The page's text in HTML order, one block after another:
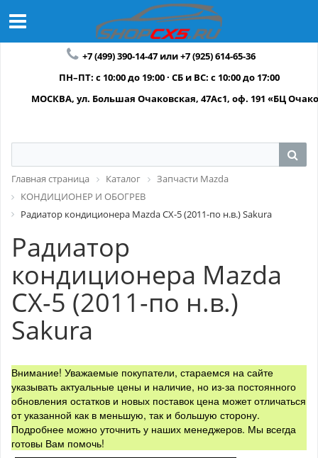
+7 (499) 390-14-47 или +7 (925) 614-65-36
ПН–ПТ: с 10:00 до 19:00 · СБ и ВС: с 10:00 до 17:00
МОСКВА, ул. Большая Очаковская, 47Ас1, оф. 191 «БЦ
Главная страница Каталог
Запчасти Mazda
КОНДИЦИОНЕР И ОБОГРЕВ
Радиатор кондиционера Mazda CX-5 (2011-по н.в.) Sakura
Радиатор
кондиционера Mazda
CX-5 (2011-по н.в.)
Sakura
Внимание! Уважаемые покупатели, стараемся на сайте
указывать актуальные цены и наличие, но из-за постоянного
обновления остатков и новых поставок цена может отличаться
от указанной как в меньшую, так и большую сторону.
Подробнее можно уточнить у наших менеджеров. Мы всегда
готовы Вам помочь!